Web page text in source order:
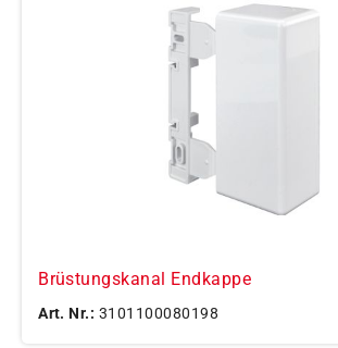
Brüstungskanal Endkappe
Art. Nr.: 3101100080198